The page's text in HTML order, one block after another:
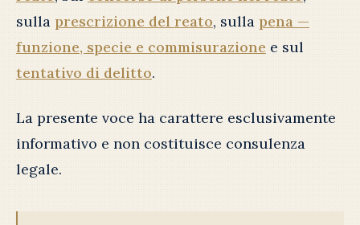
sulla prescrizione del reato, sulla pena —
funzione, specie e commisurazione e sul
tentativo di delitto.
La presente voce ha carattere esclusivamente
informativo e non costituisce consulenza
legale.